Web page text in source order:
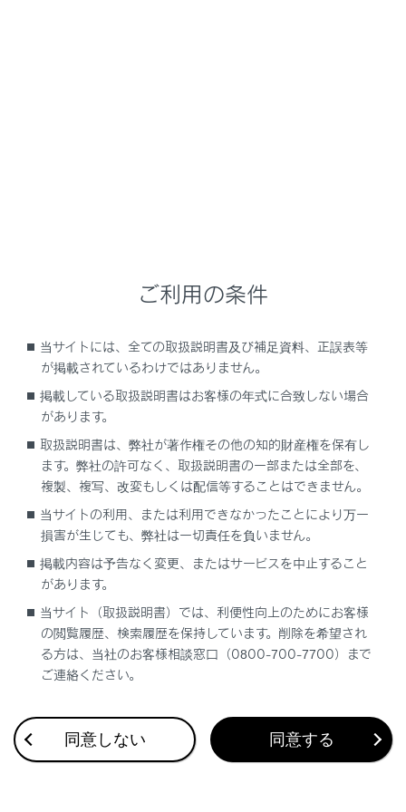
プラスサポートを使用することで、交差点対向車注意喚
起によって運転者を補助し、安全なドライブを支援しま
ョンです。
交差点対向車注意喚起
合わせて見られているページ
最適な車間距離を保って追従走行する
高速道路／自動車専用道路の渋滞時に運転をサポートする
ソフトウェアアップデートを確認する（Lexus Safety
System +／アドバンスト ドライブ[渋滞時支援]）
ご利用の条件
当サイトには、全ての取扱説明書及び補足資料、正誤表等
が掲載されているわけではありません。
掲載している取扱説明書はお客様の年式に合致しない場合
があります。
取扱説明書は、弊社が著作権その他の知的財産権を保有し
ます。弊社の許可なく、取扱説明書の一部または全部を、
複製、複写、改変もしくは配信等することはできません。
当サイトの利用、または利用できなかったことにより万一
損害が生じても、弊社は一切責任を負いません。
掲載内容は予告なく変更、またはサービスを中止すること
があります。
当サイト（取扱説明書）では、利便性向上のためにお客様
の閲覧履歴、検索履歴を保持しています。削除を希望され
る方は、当社のお客様相談窓口（0800-700-7700）まで
ご連絡ください。
同意しない 同意する